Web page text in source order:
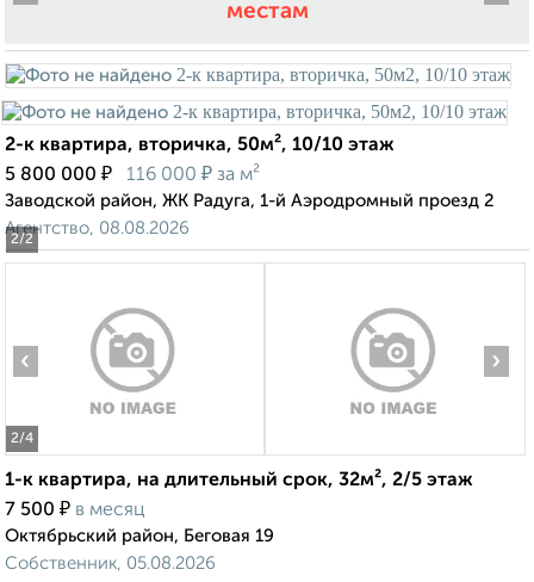
местам
2/2
2-к квартира, вторичка, 50м², 10/10 этаж
5 800 000 ₽ 116 000 ₽ за м²
Заводской район, ЖК Радуга, 1-й Аэродромный проезд 2
Агентство, 08.08.2026
2/4
‹ ›
1-к квартира, на длительный срок, 32м², 2/5 этаж
7 500 ₽ в месяц
Октябрьский район, Беговая 19
Собственник, 05.08.2026